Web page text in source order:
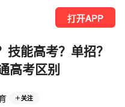
打开APP
能高考？单招？
高考区别
关注